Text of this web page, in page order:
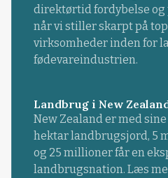
direktørtid fordybelse og
når vi stiller skarpt på
virksomheder inden for
fødevareindustrien.
Landbrug i New
New Zealand er med
hektar landbrugsjord, 5
og 25 millioner får en
landbrugsnation. Læs